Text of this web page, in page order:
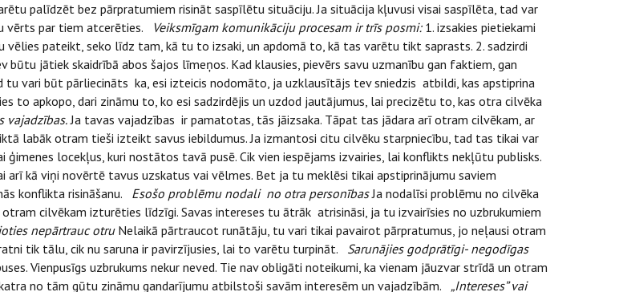
palīdzēt bez pārpratumiem risināt saspīlētu situāciju. Ja situācija kļuvusi visai saspīlēta, tad var
vērts par tiem atcerēties. Veiksmīgam komunikāciju procesam ir trīs posmi:1. izsakies pietiekami
vēlies pateikt, seko līdz tam, kā tu to izsaki, un apdomā to, kā tas varētu tikt saprasts. 2. sadzirdi
jātiek skaidrībā abos šajos līmeņos. Kad klausies, pievērs savu uzmanību gan faktiem, gan
vari būt pārliecināts ka, esi izteicis nodomāto, ja uzklausītājs tev sniedzis atbildi, kas apstiprina
apkopo, dari zināmu to, ko esi sadzirdējis un uzdod jautājumus, lai precizētu to, kas otra cilvēka
vajadzības.Ja tavas vajadzības ir pamatotas, tās jāizsaka. Tāpat tas jādara arī otram cilvēkam, ar
labāk otram tieši izteikt savus iebildumus. Ja izmantosi citu cilvēku starpniecību, tad tas tikai var
locekļus, kuri nostātos tavā pusē. Cik vien iespējams izvairies, lai konflikts nekļūtu publisks.
kā viņi novērtē tavus uzskatus vai vēlmes. Bet ja tu meklēsi tikai apstiprinājumu saviem
konflikta risināšanu. Esošo problēmu nodali no otra personībasJa nodalīsi problēmu no cilvēka
cilvēkam izturēties līdzīgi. Savas intereses tu ātrāk atrisināsi, ja tu izvairīsies no uzbrukumiem
nepārtrauc otruNelaikā pārtraucot runātāju, tu vari tikai pavairot pārpratumus, jo neļausi otram
tik tālu, cik nu saruna ir pavirzījusies, lai to varētu turpināt. Sarunājies godprātīgi- negodīgas
Vienpusīgs uzbrukums nekur neved. Tie nav obligāti noteikumi, ka vienam jāuzvar strīdā un otram
no tām gūtu zināmu gandarījumu atbilstoši savām interesēm un vajadzībām. „Intereses” vai